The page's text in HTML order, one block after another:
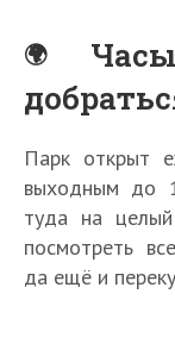
Парк открыт
выходным до
туда на
посмотреть
да ещё и